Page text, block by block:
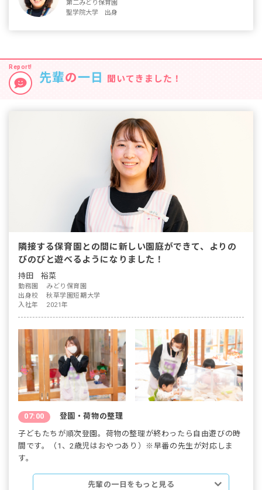
るのではないかと不安がありましたが、実際働き始めてみると、
そんなことはありませんでした。運動会などの制作物は午睡の見
どんな保育士を目指していますか？
一人ひとりの成長に合わせた保育をしたいと考えています。心掛
けているのは成長が早い子も遅い子も過ごしやすい環境作り。ズ
たり、甘えて履かせてもらおうとしているなら「自分で履けたら
かっこいいよ」と声掛けをしたり、性格に合わせて対応を工夫し
味がわき、保育園実習では「先生！」と寄ってくる子どもたちの
す。
入職の決め手を教えてください。
隣の系列園で実習を行ないましたが、職員が穏やかで教え方もわ
かりやすく、気軽に話せる雰囲気に好感を持ち、入職を決めまし
ラスの保育を教えながら進めたことで、責任感が芽生えました。
どんな保育士を目指していますか？
優しさの中にも厳しさを持って子どもに接することができる保育
士になりたいですね。見習っているのが、危険な行為をしてしま
った子どもを叱った後、「危ないから厳しく言っているんだよ」
と伝えながら優しくフォローをしている先輩職員の接し方です。
子どもと信頼関係を築くためにも注意をした後のケアを大切にし
ています。
第二みどり保育園
聖学院大学 出身
以前勤めた大規模園ではクラスの人数も多く、追われるように一
日が流れるのでもう少し子どもとゆったり関わりたいと感じてい
ました。当園は定員60名程の規模なので、全園児の性格まで把握
でき細かいところまで目が行き届きます。子どもにとっても、困
入職前後で感じたギャップを教えてください。
残業時間がほとんどなくなり定時で帰宅できるようになりまし
た。今年度は、国の保育士配置基準より職員数に余裕があるた
め、分担できる作業も増えてきています。主任の私や0・1歳クラ
スの専属フリー、5歳児クラスも新人教育のため1人多い2名体制な
ので、職員が急に休んだり忙しい時にも臨機応変に対応ができま
後輩に向けてメッセージをお願いします。
当園は、先輩がしっかりと新人教育を行なった後に段階を踏んで
保育業務を進める体制を整えています。そのため、いきなり独り
立ちすることはありません。新人職員は年齢の近い2・3年目の先
輩と組んで仕事を覚えることが多く、相談しやすい関係を築いて
います。安心して働き始められるので、ぜひ園見学にいらしてく
先輩の一日 聞いてきました！
隣接する保育園との間に新しい園庭ができて、よりの
びのびと遊べるようになりました！
持田 裕菜
勤務園
みどり保育園
出身校
秋草学園短期大学
入社年
2021年
07:00
登園・荷物の整理
子どもたちが順次登園。荷物の整理が終わったら自由遊びの時
間です。（1、2歳児はおやつあり）※早番の先生が対応しま
す。
先輩の一日をもっと見る